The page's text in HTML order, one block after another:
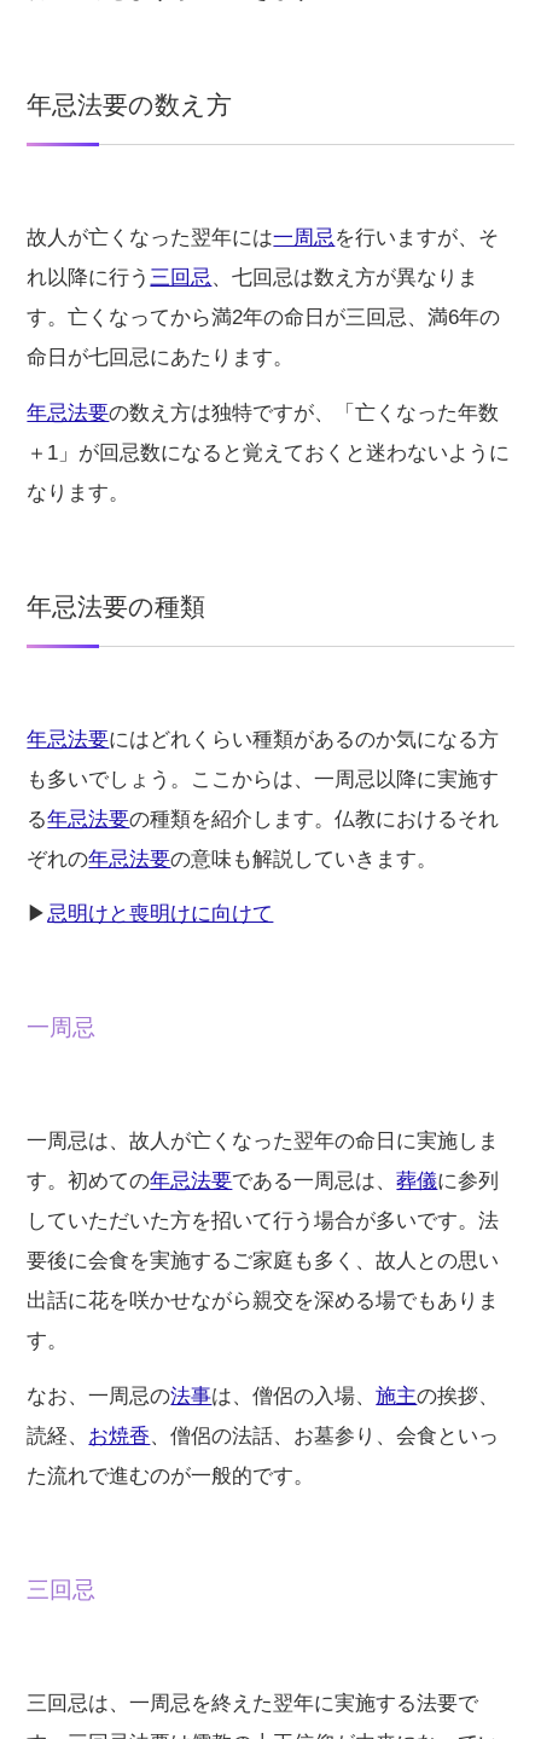
年忌法要の数え方
故人が亡くなった翌年には一周忌を行いますが、そ
れ以降に行う三回忌、七回忌は数え方が異なりま
す。亡くなってから満2年の命日が三回忌、満6年の
命日が七回忌にあたります。
年忌法要の数え方は独特ですが、「亡くなった年数
＋1」が回忌数になると覚えておくと迷わないように
なります。
年忌法要の種類
年忌法要にはどれくらい種類があるのか気になる方
も多いでしょう。ここからは、一周忌以降に実施す
る年忌法要の種類を紹介します。仏教におけるそれ
ぞれの年忌法要の意味も解説していきます。
▶︎忌明けと喪明けに向けて
一周忌
一周忌は、故人が亡くなった翌年の命日に実施しま
す。初めての年忌法要である一周忌は、葬儀に参列
していただいた方を招いて行う場合が多いです。法
要後に会食を実施するご家庭も多く、故人との思い
出話に花を咲かせながら親交を深める場でもありま
す。
なお、一周忌の法事は、僧侶の入場、施主の挨拶、
読経、 お焼香、僧侶の法話、お墓参り、会食といっ
た流れで進むのが一般的です。
三回忌
三回忌は、一周忌を終えた翌年に実施する法要で